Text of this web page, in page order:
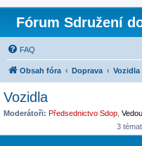
Fórum Sdružení
FAQ
Obsah fóra Doprava Vozidla
Vozidla
Moderátoři: Předsednictvo Sdop
3